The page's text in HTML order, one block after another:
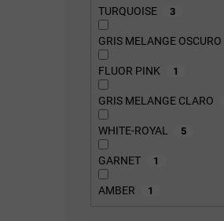
TURQUOISE 3
GRIS MELANGE OSCURO
FLUOR PINK 1
GRIS MELANGE CLARO
WHITE-ROYAL 5
GARNET 1
AMBER 1